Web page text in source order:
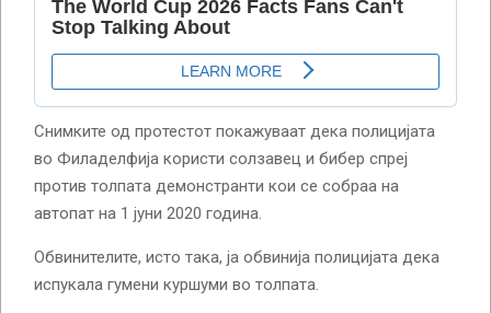
Снимките од протестот покажуваат дека полицијата
во Филаделфија користи солзавец и бибер спреј
против толпата демонстранти кои се собраа на
автопат на 1 јуни 2020 година.
Обвинителите, исто така, ја обвинија полицијата дека
испукала гумени куршуми во толпата.